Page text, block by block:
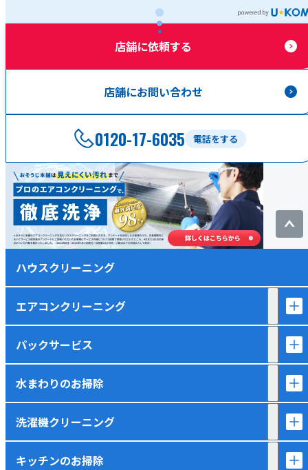
店舗に依頼する
店舗にお問い合わせ
電話をする
0120-17-6035
ハウスクリーニング
エアコンクリーニング
パックサービス
水まわりのお掃除
洗濯機クリーニング
キッチンのお掃除